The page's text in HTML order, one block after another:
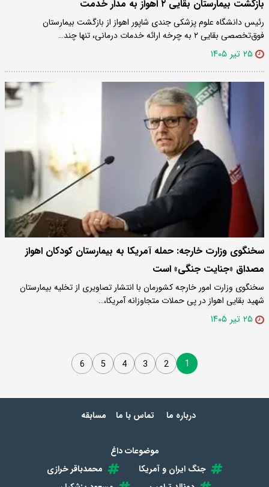
بازگشت بیمارستان بقایی ۲ اهواز به مدار خدمت
رئیس دانشگاه علوم پزشکی جندی شاپور اهواز از بازگشت بیمارستان
فوق‌تخصصی بقایی ۲ به چرخه ارائه خدمات درمانی، تنها چند…
۲۵ تیر ۱۴۰۵
سخنگوی وزارت خارجه: حمله آمریکا به بیمارستان کودکان اهواز
مصداق «جنایت جنگی» است
سخنگوی وزارت امور خارجه کشورمان با انتشار تصاویری از تخلیه بیمارستان
شهید بقایی اهواز در پی حملات متجاوزانه آمریکا،…
۲۵ تیر ۱۴۰۵
1
2
3
4
5
6
درباره ما تماس با ما مسابقه
موضوعات داغ
جنگ ایران و آمریکا
محمدباقر خرازی